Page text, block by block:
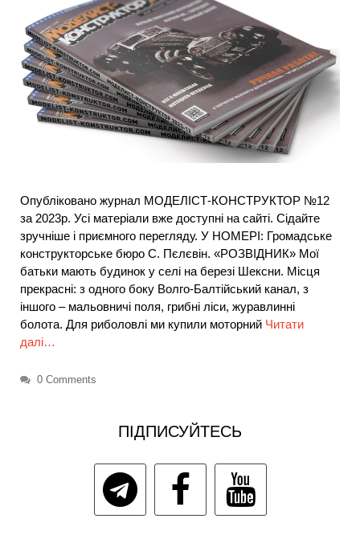
Опубліковано журнал МОДЕЛІСТ-КОНСТРУКТОР №12
за 2023р. Усі матеріали вже доступні на сайті. Сідайте
зручніше і приємного перегляду. У НОМЕРІ: Громадське
конструкторське бюро С. Пєлєвін. «РОЗВІДНИК» Мої
батьки мають будинок у селі на березі Шексни. Місця
прекрасні: з одного боку Волго-Балтійський канал, з
іншого – мальовничі поля, грибні ліси, журавлинні
болота. Для риболовлі ми купили моторний Читати
далі…
0 Comments
ПІДПИСУЙТЕСЬ